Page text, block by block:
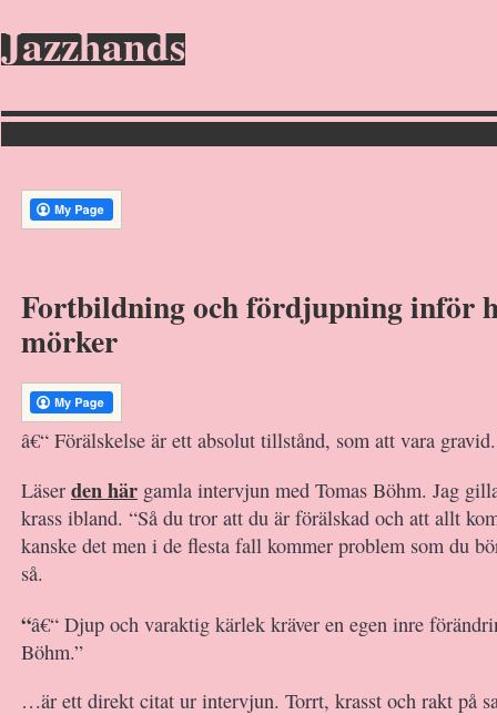
Jazzhands
Fortbildning och fördjupning inför
mörker
â€“ Förälskelse är ett absolut tillstånd, som att vara gravid.
Läser den här gamla intervjun med Tomas Böhm. Jag
krass ibland. “Så du tror att du är förälskad och att allt
kanske det men i de flesta fall kommer problem som du
så.
“â€“ Djup och varaktig kärlek kräver en egen inre
Böhm.”
…är ett direkt citat ur intervjun. Torrt, krasst och rakt på